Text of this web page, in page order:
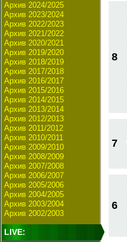
Архив 2024/2025
Архив 2023/2024
Архив 2022/2023
Архив 2021/2022
Архив 2020/2021
Архив 2019/2020
Архив 2018/2019
Архив 2017/2018
Архив 2016/2017
Архив 2015/2016
Архив 2014/2015
Архив 2013/2014
Архив 2012/2013
Архив 2011/2012
Архив 2010/2011
Архив 2009/2010
Архив 2008/2009
Архив 2007/2008
Архив 2006/2007
Архив 2005/2006
Архив 2004/2005
Архив 2003/2004
Архив 2002/2003
LIVE:
8
7
6